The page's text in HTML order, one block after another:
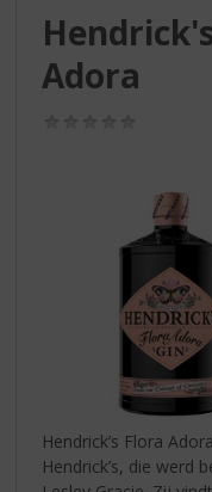
Adora
Hendrick’s Flora
Hendrick’s, die werd